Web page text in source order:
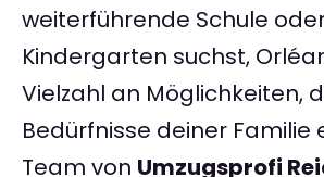
weiterführende Schule
Kindergarten suchst,
Vielzahl an Möglichkeiten,
Bedürfnisse deiner Familie
Team von Umzugsprofi